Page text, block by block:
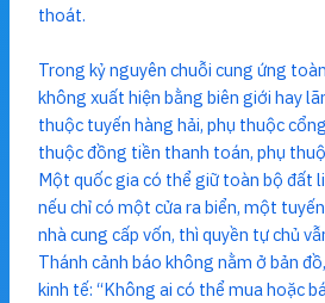
thoát.
Trong kỷ nguyên chuỗi cung ứng
không xuất hiện bằng biên giới hay
thuộc tuyến hàng hải, phụ thuộc
thuộc đồng tiền thanh toán, phụ
Một quốc gia có thể giữ toàn bộ đất
nếu chỉ có một cửa ra biển, một
nhà cung cấp vốn, thì quyền tự chủ
Thánh cảnh báo không nằm ở bản
kinh tế: “Không ai có thể mua hoặc